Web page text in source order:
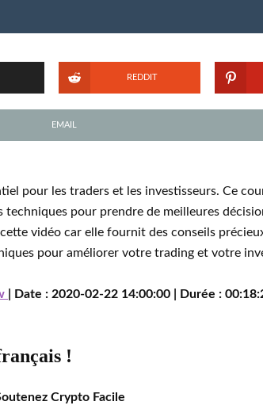
REDDIT
EMAIL
pour les traders et les investisseurs. Ce
pour prendre de meilleures
vidéo car elle fournit des conseils
pour améliorer votre trading et votre
| Date : 2020-02-22 14:00:00 | Durée :
!
Crypto Facile